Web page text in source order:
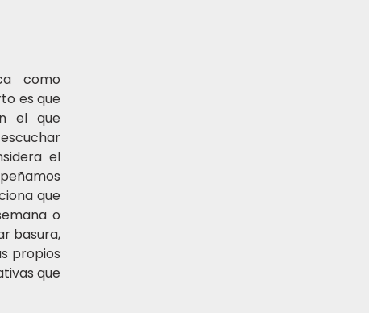
como
es que
el que
el
que
o
basura,
propios
que